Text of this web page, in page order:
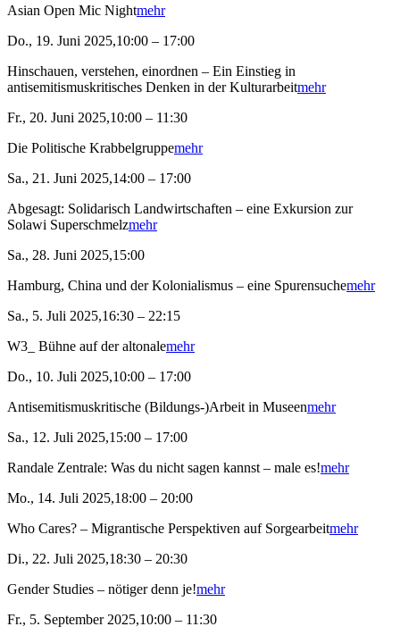
Asian Open Mic Nightmehr
Do., 19. Juni 2025,10:00 – 17:00
Hinschauen, verstehen, einordnen – Ein Einstieg in
antisemitismuskritisches Denken in der Kulturarbeitmehr
Fr., 20. Juni 2025,10:00 – 11:30
Die Politische Krabbelgruppemehr
Sa., 21. Juni 2025,14:00 – 17:00
Abgesagt: Solidarisch Landwirtschaften – eine Exkursion zur
Solawi Superschmelzmehr
Sa., 28. Juni 2025,15:00
Hamburg, China und der Kolonialismus – eine Spurensuchemehr
Sa., 5. Juli 2025,16:30 – 22:15
W3_ Bühne auf der altonalemehr
Do., 10. Juli 2025,10:00 – 17:00
Antisemitismuskritische (Bildungs-)Arbeit in Museenmehr
Sa., 12. Juli 2025,15:00 – 17:00
Randale Zentrale: Was du nicht sagen kannst – male es!mehr
Mo., 14. Juli 2025,18:00 – 20:00
Who Cares? – Migrantische Perspektiven auf Sorgearbeitmehr
Di., 22. Juli 2025,18:30 – 20:30
Gender Studies – nötiger denn je!mehr
Fr., 5. September 2025,10:00 – 11:30